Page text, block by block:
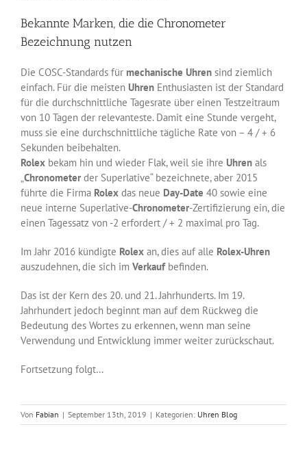
Bekannte Marken, die die Chronometer
Bezeichnung nutzen
Die COSC-Standards für mechanische Uhren sind ziemlich
einfach. Für die meisten Uhren Enthusiasten ist der Standard
für die durchschnittliche Tagesrate über einen Testzeitraum
von 10 Tagen der relevanteste. Damit eine Stunde vergeht,
muss sie eine durchschnittliche tägliche Rate von – 4 / + 6
Sekunden beibehalten.
Rolex bekam hin und wieder Flak, weil sie ihre Uhren als
Chronometer der Superlative“ bezeichnete, aber 2015
führte die Firma Rolex das neue Day-Date 40 sowie eine
neue interne Superlative-Chronometer-Zertifizierung ein, die
einen Tagessatz von -2 erfordert / + 2 maximal pro Tag.
Im Jahr 2016 kündigte Rolex an, dies auf alle Rolex-Uhren
auszudehnen, die sich im Verkaufbefinden.
Das ist der Kern des 20. und 21. Jahrhunderts. Im 19.
Jahrhundert jedoch beginnt man auf dem Rückweg die
Bedeutung des Wortes zu erkennen, wenn man seine
Verwendung und Entwicklung immer weiter zurückschaut.
Fortsetzung folgt…
Von Fabian | September 13th, 2019 | Kategorien: Uhren Blog